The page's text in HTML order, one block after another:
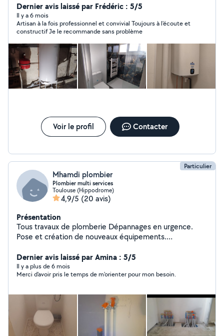
et réactif aux sollicitations diverses.
Dernier avis laissé par Frédéric : 5/5
Il y a 6 mois
Artisan à la fois professionnel et convivial Toujours à l'écoute et
constructif Je le recommande sans problème
Voir le profil Contacter
Particulier
Mhamdi plombier
Plombier multi services
Toulouse (Hippodrome)
4,9/5 (20 avis)
Présentation
Tous travaux de plomberie Dépannages en urgence.
Pose et création de nouveaux équipements.
Réparation de fuite. Débouchage de canalisations, WC,
syphon Changement de robinet de douche, lavabo,
évier. Installation cuivre, PVC, PER, multicouche,
bac de douche, robinet de machine à laver, plan de
travail, étanchéité silicone. Pose de WC et WC
suspendu (Geberit, Grohe), Disponibilité, travail soigné,
tarifs raisonnables.
Dernier avis laissé par Amina : 5/5
Il y a plus de 6 mois
Merci d'avoir pris le temps de m'orienter pour mon besoin.